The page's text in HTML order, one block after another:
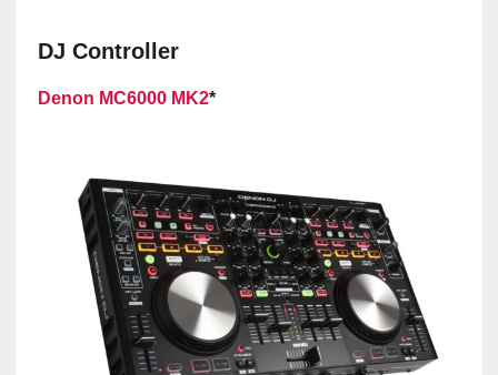
DJ Controller
Denon MC6000 MK2*